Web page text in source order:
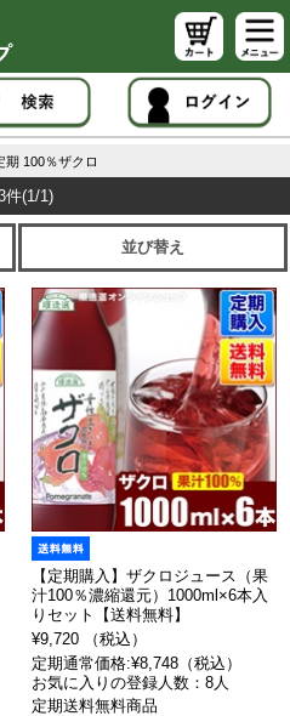
期 100％ザクロ
件(1/1)
並び替え
【定期購入】ザクロジュース（果
汁100％濃縮還元）1000ml×6本入
りセット【送料無料】
¥9,720 （税込）
定期通常価格:¥8,748（税込）
お気に入りの登録人数：8人
定期送料無料商品